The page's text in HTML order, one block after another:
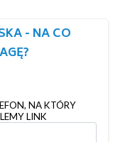
- NA CO
NA KTÓRY
LINK